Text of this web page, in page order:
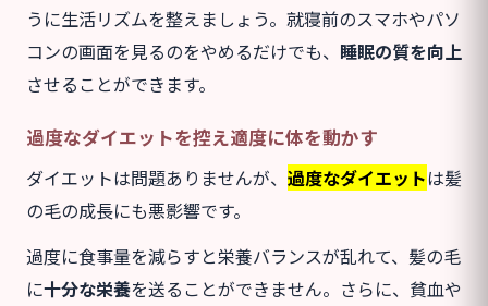
うに生活リズムを整えましょう。就寝前のスマホやパソ
コンの画面を見るのをやめるだけでも、 睡眠の質を向上
させることができます。
過度なダイエットを控え適度に体を動かす
ダイエットは問題ありませんが、 過度なダイエットは髪
の毛の成長にも悪影響です。
過度に食事量を減らすと栄養バランスが乱れて、髪の毛
に十分な栄養を送ることができません。さらに、貧血や